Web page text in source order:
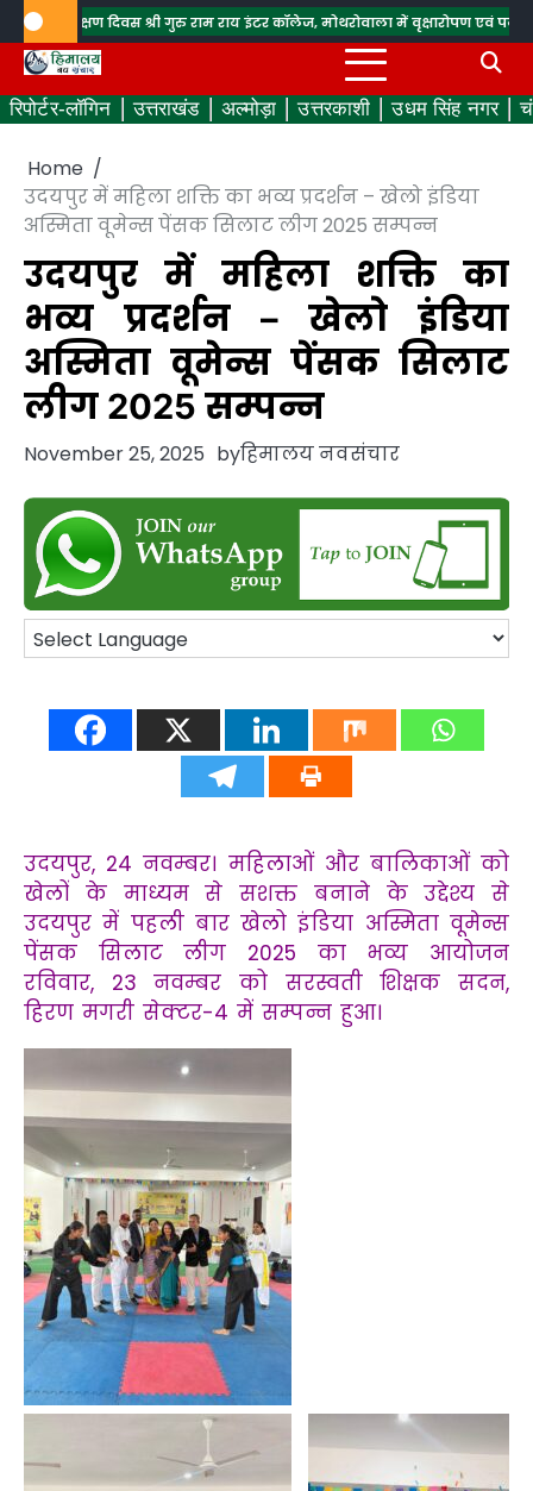
Skip
to
content
दिवस श्री गुरु राम राय इंटर कॉलेज, मोथरोवाला में वृक्षारोपण एवं पर्यावरण
रिपोर्टर-लॉगिन उत्तराखंड अल्मोड़ा उत्तरकाशी उधम सिंह नगर
Home
उदयपुर में महिला शक्ति का भव्य प्रदर्शन – खेलो इंडिया
अस्मिता वूमेन्स पेंसक सिलाट लीग 2025 सम्पन्न
उदयपुर में महिला शक्ति का
भव्य प्रदर्शन – खेलो इंडिया
अस्मिता वूमेन्स पेंसक सिलाट
लीग 2025 सम्पन्न
November 25, 2025 byहिमालय नवसंचार
उदयपुर, 24 नवम्बर। महिलाओं और बालिकाओं को
खेलों के माध्यम से सशक्त बनाने के उद्देश्य से
उदयपुर में पहली बार खेलो इंडिया अस्मिता वूमेन्स
पेंसक सिलाट लीग 2025 का भव्य आयोजन
रविवार, 23 नवम्बर को सरस्वती शिक्षक सदन,
हिरण मगरी सेक्टर-4 में सम्पन्न हुआ।